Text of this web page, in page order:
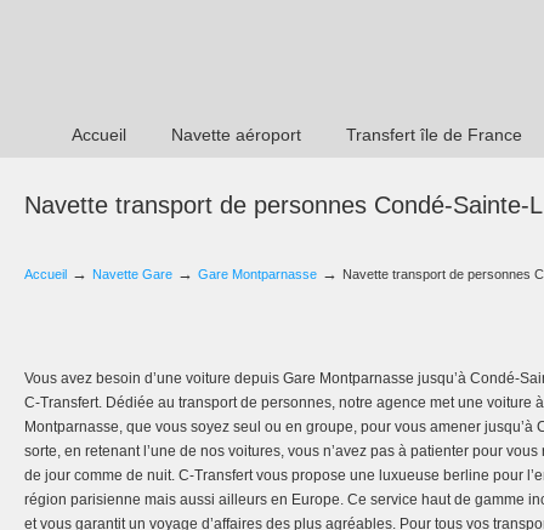
Accueil Navette aéroport Transfert île de France
Navette transport de personnes Condé-Sainte-
Accueil → Navette Gare → Gare Montparnasse → Navette transport de personnes
Vous avez besoin d’une voiture depuis Gare Montparnasse jusqu’à Condé-
C-Transfert. Dédiée au transport de personnes, notre agence met une voiture
Montparnasse, que vous soyez seul ou en groupe, pour vous amener jusqu’à
sorte, en retenant l’une de nos voitures, vous n’avez pas à patienter pour
de jour comme de nuit. C-Transfert vous propose une luxueuse berline pour
région parisienne mais aussi ailleurs en Europe. Ce service haut de gamme
et vous garantit un voyage d’affaires des plus agréables. Pour tous vos